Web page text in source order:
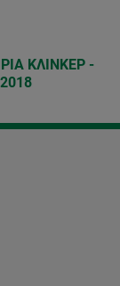
ΚΛΙΝΚΕΡ -